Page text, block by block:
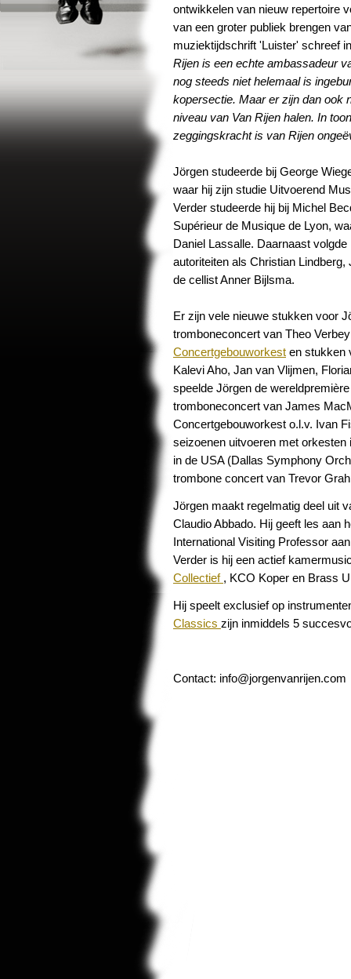
ontwikkelen van nieuw repertoire
van een groter publiek brengen
muziektijdschrift 'Luister' schreef
Rijen is een echte ambassadeur
nog steeds niet helemaal is
kopersectie. Maar er zijn dan ook
niveau van Van Rijen halen. In
zeggingskracht is van Rijen
Jörgen studeerde bij George
waar hij zijn studie Uitvoerend
Verder studeerde hij bij Michel
Supérieur de Musique de Lyon,
Daniel Lassalle. Daarnaast
autoriteiten als Christian
de cellist Anner Bijlsma.
Er zijn vele nieuwe stukken voor
tromboneconcert van Theo
Concertgebouworkest en stukken
Kalevi Aho, Jan van Vlijmen,
speelde Jörgen de
tromboneconcert van James
Concertgebouworkest o.l.v. Ivan
seizoenen uitvoeren met orkesten
in de USA (Dallas Symphony
trombone concert van Trevor
Jörgen maakt regelmatig deel uit
Claudio Abbado. Hij geeft les aan
International Visiting Professor
Verder is hij een actief
Collectief , KCO Koper en Brass
Hij speelt exclusief op
Classics zijn inmiddels 5
Contact: info@jorgenvanrijen.com